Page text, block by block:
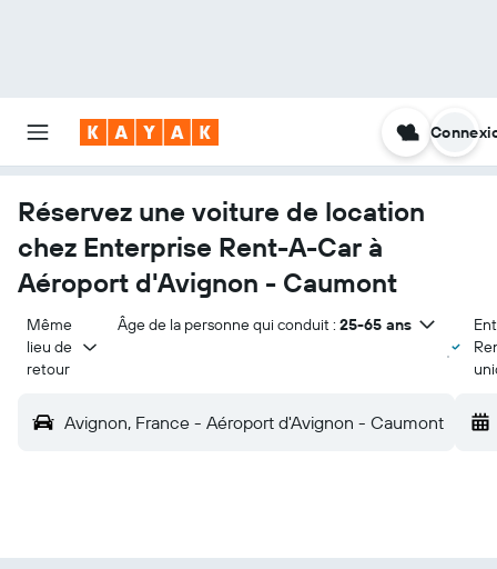
Réservez une voiture de location
chez Enterprise Rent-A-Car à
Aéroport d'Avignon - Caumont
Même
lieu de
retour
Âge de la personne qui conduit : 25-65 ans
Avignon, France - Aéroport d'Avignon - Caumont